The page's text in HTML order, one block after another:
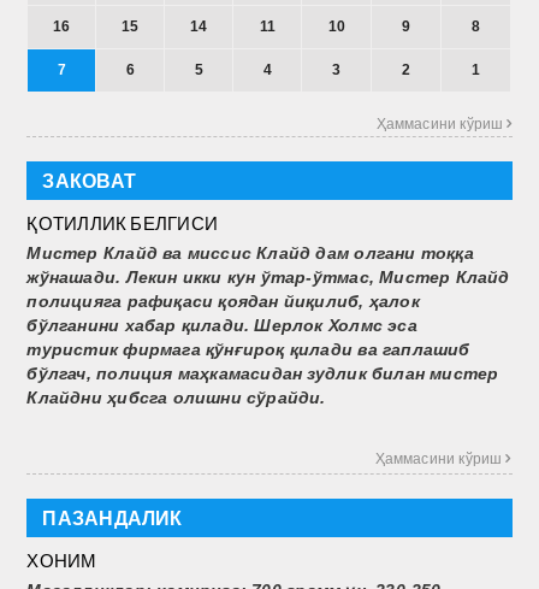
16 15 14 11 10 9 8
7 6 5 4 3 2 1
Ҳаммасини кўриш 
ЗАКОВАТ
ҚОТИЛЛИК БЕЛГИСИ
Мистер Клайд ва миссис Клайд дам олгани тоққа
жўнашади. Лекин икки кун ўтар-ўтмас, Мистер Клайд
полицияга рафиқаси қоядан йиқилиб, ҳалок
бўлганини хабар қилади. Шерлок Холмс эса
туристик фирмага қўнғироқ қилади ва гаплашиб
бўлгач, полиция маҳкамасидан зудлик билан мистер
Клайдни ҳибсга олишни сўрайди.
Ҳаммасини кўриш 
ПАЗАНДАЛИК
ХОНИМ